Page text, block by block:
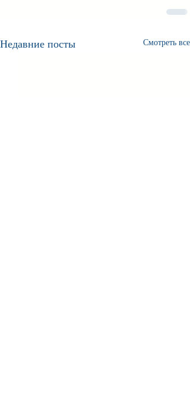
Недавние посты Смотреть все